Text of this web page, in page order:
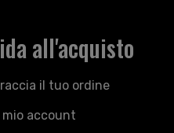
all'acquisto
il tuo ordine
mio account